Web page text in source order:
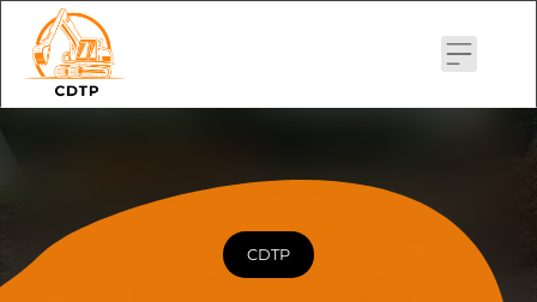
content
CDTP